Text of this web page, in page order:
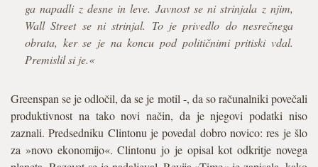
ga napadli z desne in leve. Javnost se ni strinjala z njim,
Wall Street se ni strinjal. To je privedlo do nesrečnega
obrata, ker se je na koncu pod političnimi pritiski vdal.
Premislil si je.«
Greenspan se je odločil, da se je motil -, da so računalniki povečali
produktivnost na tako novi način, da je njegovi podatki niso
zaznali. Predsedniku Clintonu je povedal dobro novico: res je šlo
za »novo ekonomijo«. Clintonu jo je opisal kot odkritje novega